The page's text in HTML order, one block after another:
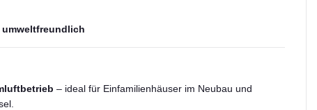
umweltfreundlich
– ideal für Einfamilienhäuser im Neubau und